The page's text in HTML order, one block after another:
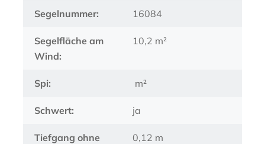
Segelnummer: 16084
Segelfläche am
Wind:
10,2 m²
Spi: m²
Schwert: ja
Tiefgang ohne
0,12 m